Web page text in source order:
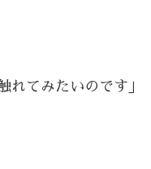
れてみたいのです」